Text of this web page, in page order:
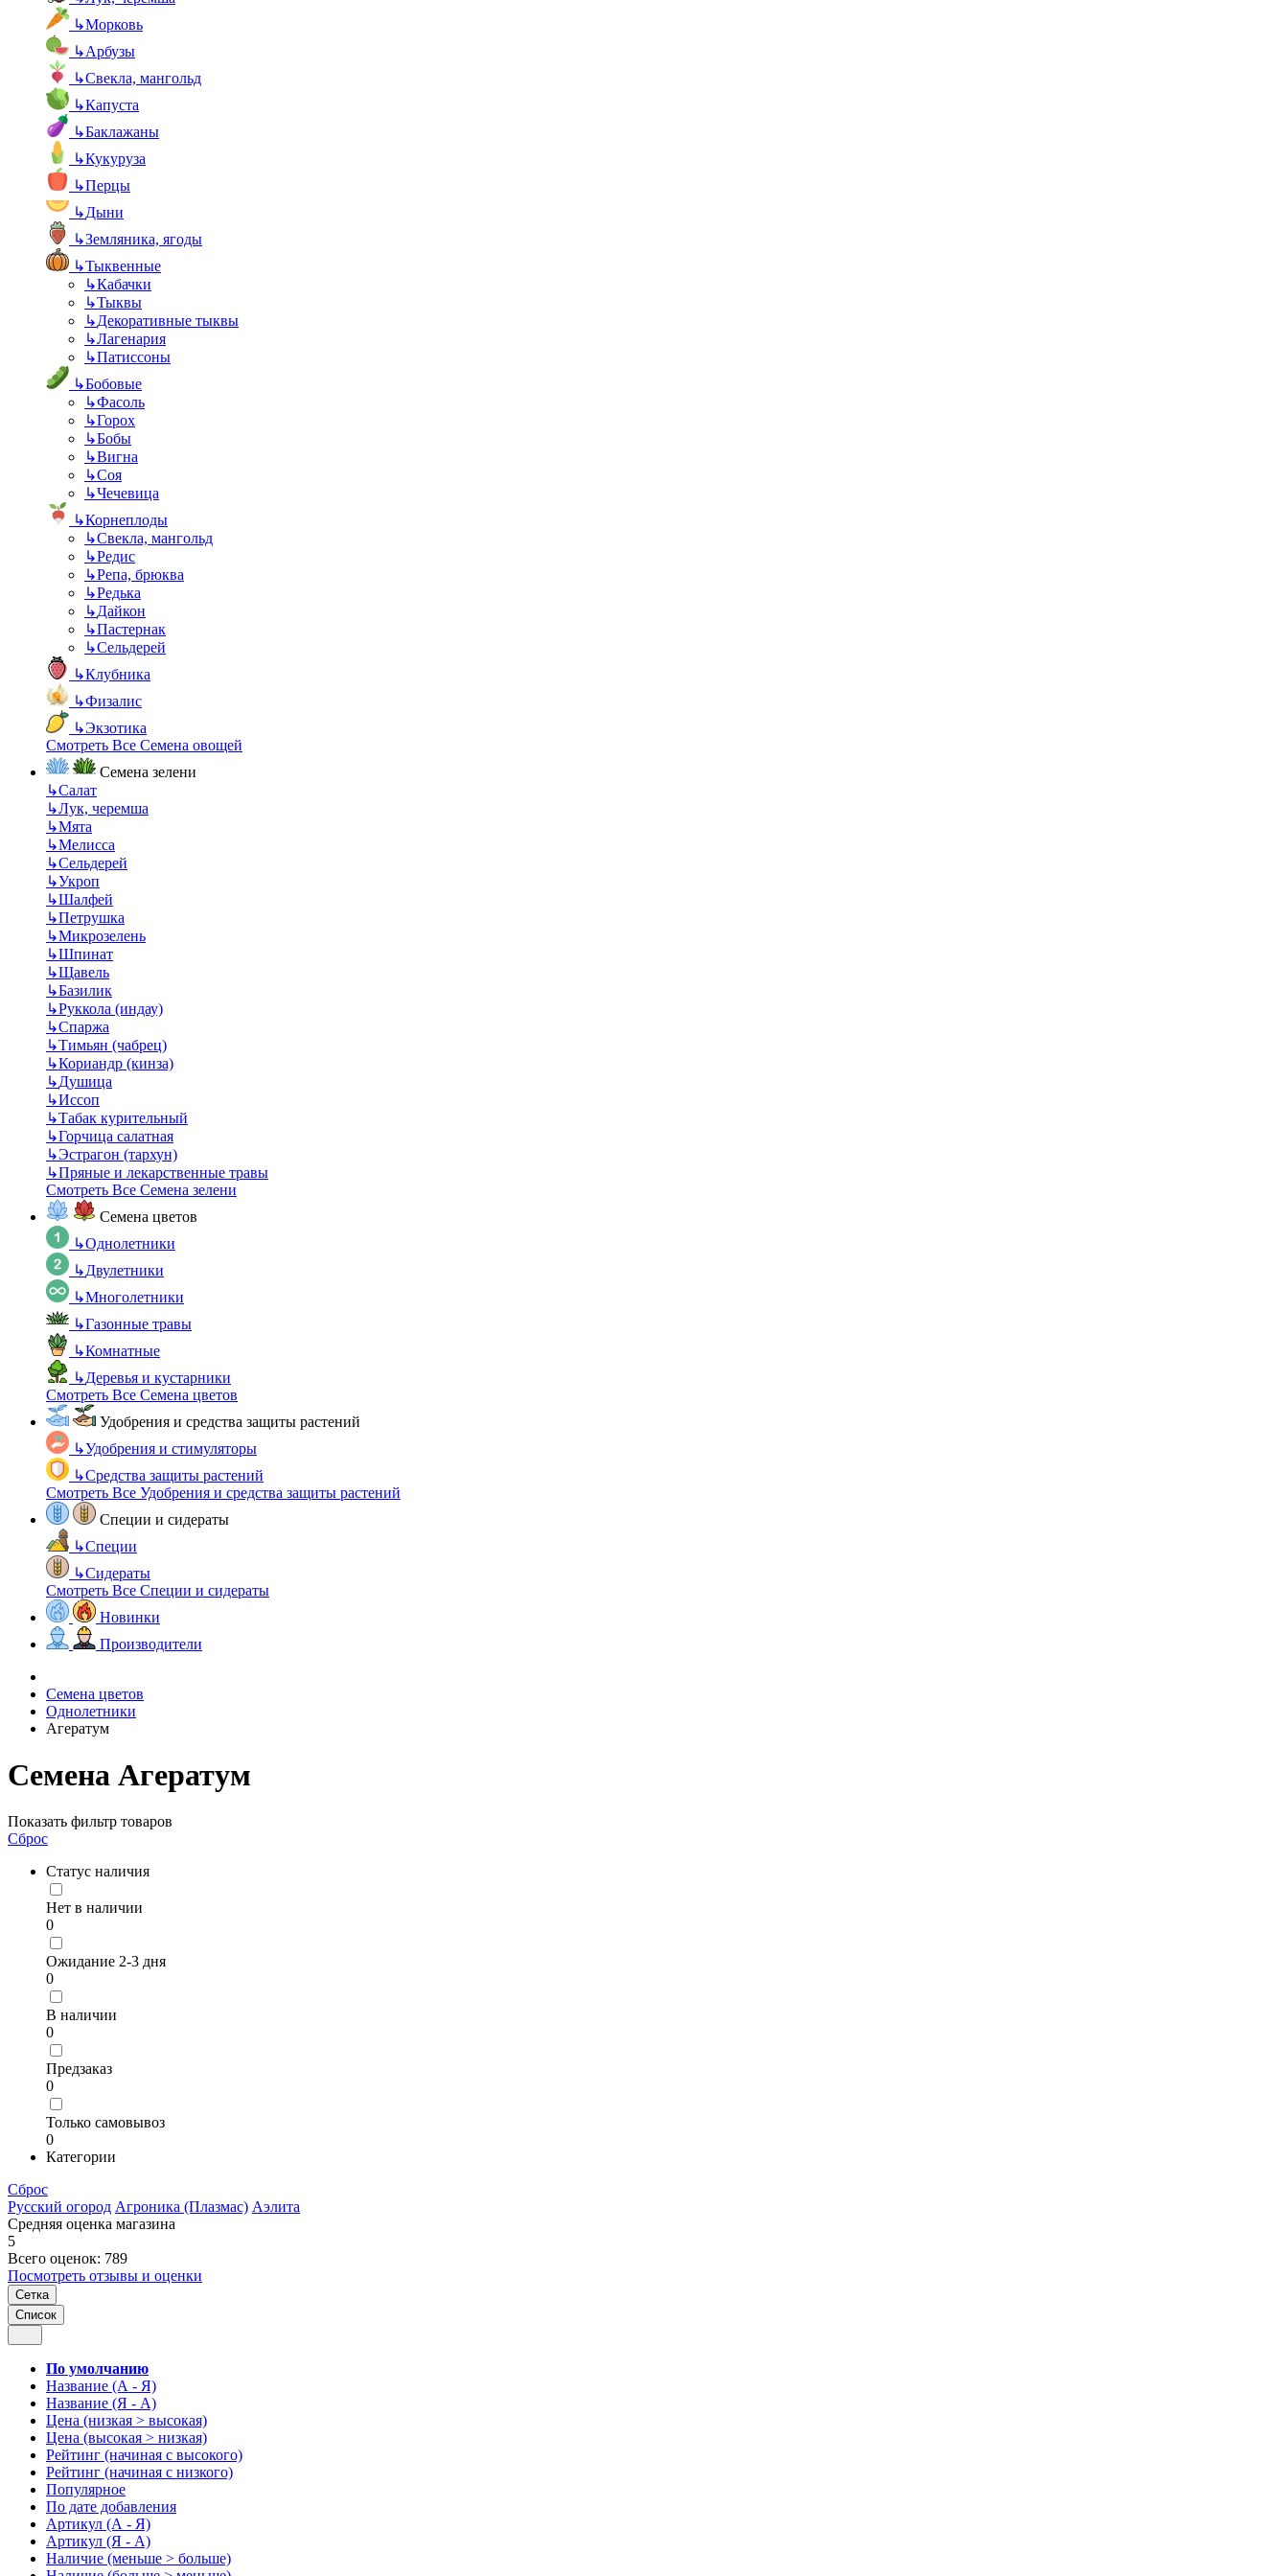
↳Морковь
↳Арбузы
↳Свекла, мангольд
↳Капуста
↳Баклажаны
↳Кукуруза
↳Перцы
↳Дыни
↳Земляника, ягоды
↳Тыквенные
↳Кабачки
↳Тыквы
↳Декоративные тыквы
↳Лагенария
↳Патиссоны
↳Бобовые
↳Фасоль
↳Горох
↳Бобы
↳Вигна
↳Соя
↳Чечевица
↳Корнеплоды
↳Свекла, мангольд
↳Редис
↳Репа, брюква
↳Редька
↳Дайкон
↳Пастернак
↳Сельдерей
↳Клубника
↳Физалис
↳Экзотика
Смотреть Все Семена овощей
Семена зелени
↳Салат
↳Лук, черемша
↳Мята
↳Мелисса
↳Сельдерей
↳Укроп
↳Шалфей
↳Петрушка
↳Микрозелень
↳Шпинат
↳Щавель
↳Базилик
↳Руккола (индау)
↳Спаржа
↳Тимьян (чабрец)
↳Кориандр (кинза)
↳Душица
↳Иссоп
↳Табак курительный
↳Горчица салатная
↳Эстрагон (тархун)
↳Пряные и лекарственные травы
Смотреть Все Семена зелени
Семена цветов
↳Однолетники
↳Двулетники
↳Многолетники
↳Газонные травы
↳Комнатные
↳Деревья и кустарники
Смотреть Все Семена цветов
Удобрения и средства защиты растений
↳Удобрения и стимуляторы
↳Средства защиты растений
Смотреть Все Удобрения и средства защиты растений
Специи и сидераты
↳Специи
↳Сидераты
Смотреть Все Специи и сидераты
Новинки
Производители
Семена цветов
Однолетники
Агератум
Семена Агератум
Показать фильтр товаров
Сброс
Статус наличия
Нет в наличии
0
Ожидание 2-3 дня
0
В наличии
0
Предзаказ
0
Только самовывоз
0
Категории
Сброс
Русский огород Агроника (Плазмас) Аэлита
Средняя оценка магазина
5
Всего оценок: 789
Посмотреть отзывы и оценки
Сетка
Список
По умолчанию
Название (А - Я)
Название (Я - А)
Цена (низкая > высокая)
Цена (высокая > низкая)
Рейтинг (начиная с высокого)
Рейтинг (начиная с низкого)
Популярное
По дате добавления
Артикул (А - Я)
Артикул (Я - А)
Наличие (меньше > больше)